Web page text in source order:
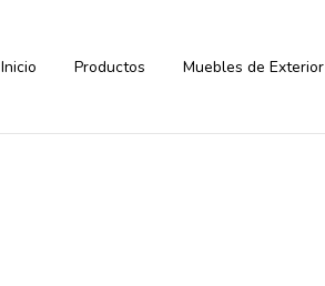
Inicio Productos Muebles de Exterior